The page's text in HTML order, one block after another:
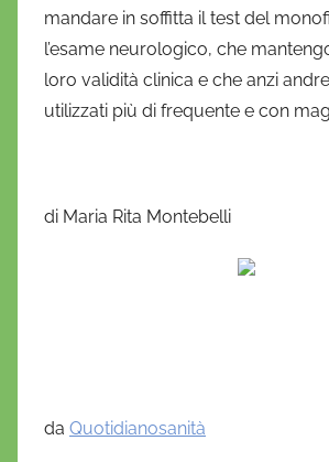
mandare in soffitta il test del
l’esame neurologico, che
loro validità clinica e che anzi
utilizzati più di frequente e con
di Maria Rita Montebelli
da Quotidianosanità